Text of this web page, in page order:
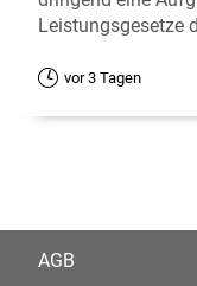
Leistungsgesetze
vor 3 Tagen
AGB